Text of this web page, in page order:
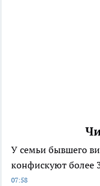
У семьи бывшего
конфискуют более
07:58